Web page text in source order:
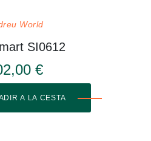
World
SI0612
€
A LA CESTA